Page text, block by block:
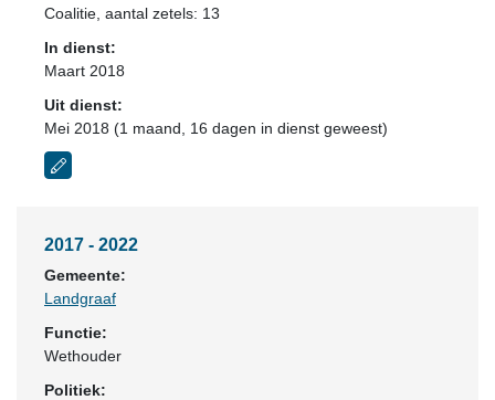
Coalitie , aantal zetels: 13
In dienst:
Maart 2018
Uit dienst:
Mei 2018 (1 maand, 16 dagen in dienst geweest)
2017 - 2022
Gemeente:
Landgraaf
Functie:
Wethouder
Politiek: